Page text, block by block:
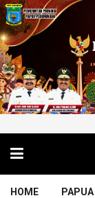
HOME PAPUA